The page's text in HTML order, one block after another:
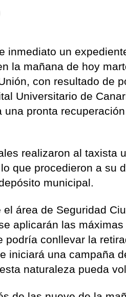
inmediato un
la mañana de hoy
con resultado de
Universitario de
pronta
realizaron al taxista
que procedieron a su
municipal.
área de Seguridad
aplicarán las
conllevar la
iniciará una campaña
naturaleza pueda